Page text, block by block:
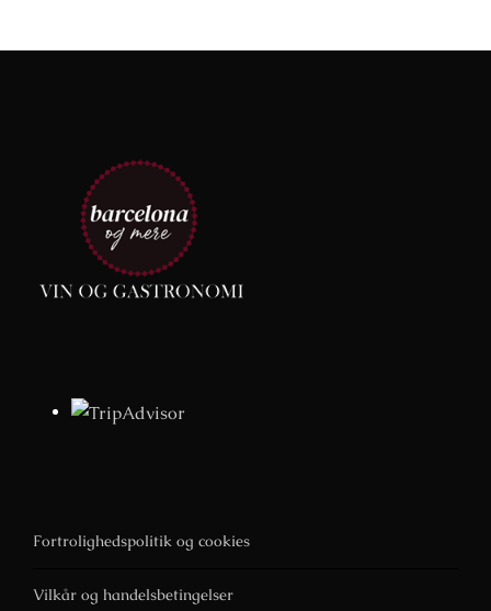
Fortrolighedspolitik og cookies
Vilkår og handelsbetingelser